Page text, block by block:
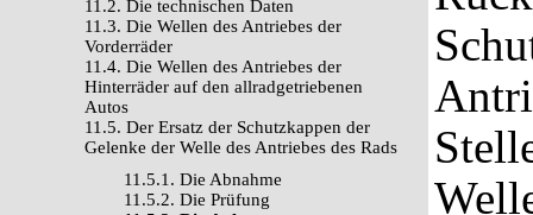
11.2. Die technischen Daten
11.3. Die Wellen des Antriebes der
Vorderräder
11.4. Die Wellen des Antriebes der
Hinterräder auf den allradgetriebenen
Autos
11.5. Der Ersatz der Schutzkappen der
Gelenke der Welle des Antriebes des Rads
11.5.1. Die Abnahme
11.5.2. Die Prüfung